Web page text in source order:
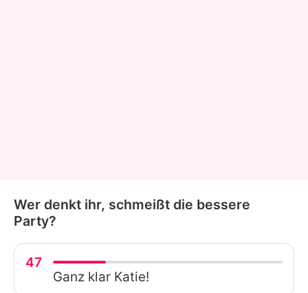
Wer denkt ihr, schmeißt die bessere
Party?
47
Ganz klar Katie!